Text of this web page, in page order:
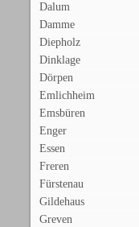
Dalum
Damme
Diepholz
Dinklage
Dörpen
Emlichheim
Emsbüren
Enger
Essen
Freren
Fürstenau
Gildehaus
Greven